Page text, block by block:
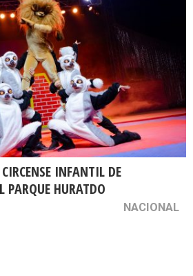
INFANTIL DE
PARQUE HURATDO
NACIONAL